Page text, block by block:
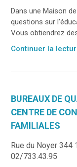
Dans une Maison
questions sur
Vous obtiendrez
Continuer la
BUREAUX DE
CENTRE DE
FAMILIALES
Rue du Noyer 344
02/733.43.95